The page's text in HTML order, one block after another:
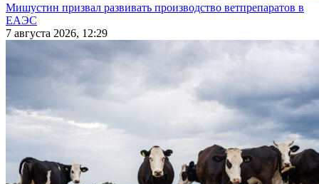
Мишустин призвал развивать производство ветпрепаратов в
ЕАЭС
7 августа 2026, 12:29